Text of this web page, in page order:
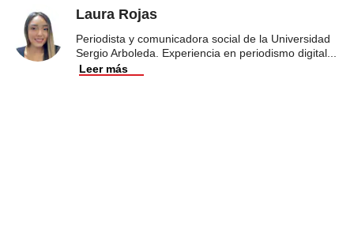
Laura Rojas
Periodista y comunicadora social de la Universidad
Sergio Arboleda. Experiencia en periodismo digital
Leer más